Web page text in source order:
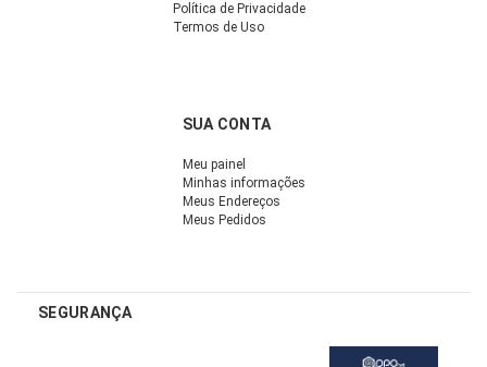
Política de Privacidade
Termos de Uso
SUA CONTA
Meu painel
Minhas informações
Meus Endereços
Meus Pedidos
SEGURANÇA